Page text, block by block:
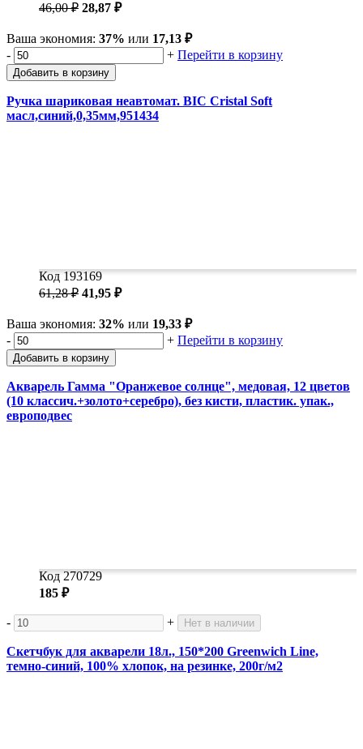
46,00 ₽ 28,87 ₽
Ваша экономия: 37% или 17,13 ₽
-
+ Перейти в корзину
Добавить в корзину
Ручка шариковая неавтомат. BIC Cristal Soft
масл,синий,0,35мм,951434
Код 193169
61,28 ₽ 41,95 ₽
Ваша экономия: 32% или 19,33 ₽
-
+ Перейти в корзину
Добавить в корзину
Акварель Гамма "Оранжевое солнце", медовая, 12 цветов
(10 классич.+золото+серебро), без кисти, пластик. упак.,
европодвес
Код 270729
185 ₽
- + Нет в наличии
Скетчбук для акварели 18л., 150*200 Greenwich Line,
темно-синий, 100% хлопок, на резинке, 200г/м2